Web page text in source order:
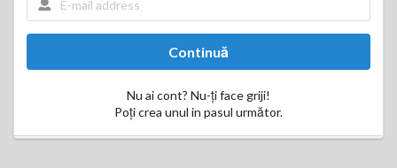
Continuă
Nu ai cont? Nu-ți face griji!
Poți crea unul in pasul următor.